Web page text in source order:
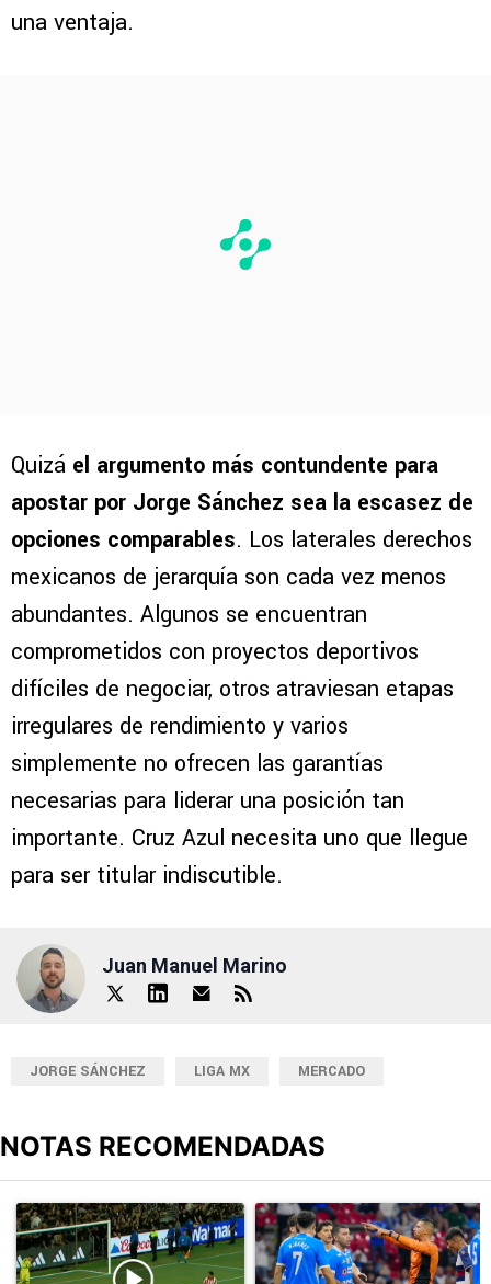
una ventaja.
Quizá el argumento más contundente para
apostar por Jorge Sánchez sea la escasez de
opciones comparables. Los laterales derechos
mexicanos de jerarquía son cada vez menos
abundantes. Algunos se encuentran
comprometidos con proyectos deportivos
difíciles de negociar, otros atraviesan etapas
irregulares de rendimiento y varios
simplemente no ofrecen las garantías
necesarias para liderar una posición tan
importante. Cruz Azul necesita uno que llegue
para ser titular indiscutible.
Juan Manuel Marino
JORGE SÁNCHEZ LIGA MX MERCADO
NOTAS RECOMENDADAS
Un artículo de tendencia con el título "El divorcio es total: La
Un artículo de tendencia con el